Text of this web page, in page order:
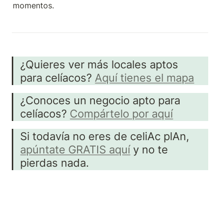
momentos.
¿Quieres ver más locales aptos
para celíacos? Aquí tienes el mapa
¿Conoces un negocio apto para
celíacos? Compártelo por aquí
apúntate GRATIS aquí y no te
pierdas nada.